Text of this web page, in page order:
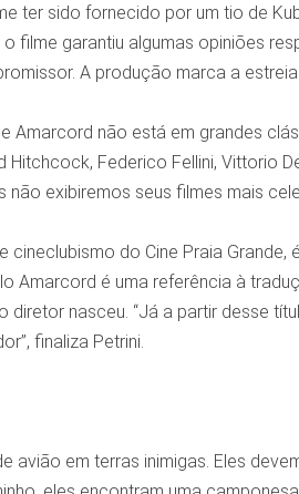
ter sido fornecido por um tio de
filme garantiu algumas opiniões
A produção marca a
Amarcord não está em grandes
Hitchcock, Federico Fellini, Vittorio
não exibiremos seus filmes mais
do Cine Praia
Amarcord é uma referência à
diretor nasceu. “Já a partir desse
finaliza Petrini.
avião em terras inimigas. Eles